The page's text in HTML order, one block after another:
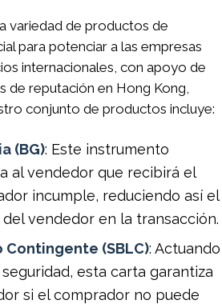
variedad de productos de
para potenciar a las empresas
internacionales, con apoyo de
de reputación en Hong Kong,
conjunto de productos incluye:
(BG): Este instrumento
al vendedor que recibirá el
incumple, reduciendo así el
vendedor en la transacción.
(SBLC): Actuando
esta carta garantiza
si el comprador no puede